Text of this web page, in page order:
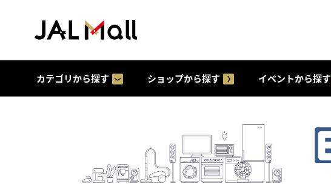
カテゴリから探す ショップから探す イベントから探す